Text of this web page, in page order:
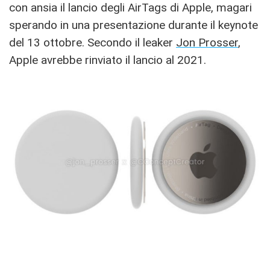
con ansia il lancio degli AirTags di Apple, magari
sperando in una presentazione durante il keynote
del 13 ottobre. Secondo il leaker Jon Prosser,
Apple avrebbe rinviato il lancio al 2021.